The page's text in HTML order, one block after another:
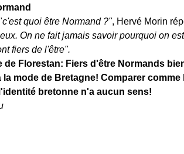
c'est quoi être Normand ?", Hervé Morin
On ne fait jamais savoir pourquoi on
fiers de l'être".
de Florestan: Fiers d'être Normands
la mode de Bretagne! Comparer
bretonne n'a aucun sens!